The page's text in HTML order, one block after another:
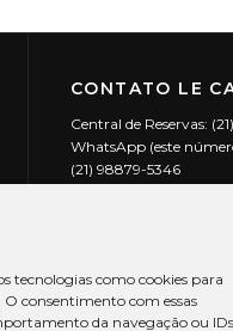
tecnologias como cookies para
consentimento com essas
da navegação ou IDs
CONTATO LE
Central de Reservas:
WhatsApp (este
(21) 98879-5346